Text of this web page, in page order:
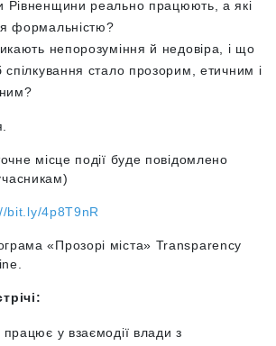
Рівненщини реально працюють, а які
формальністю?
непорозуміння й недовіра, і що
стало прозорим, етичним і
місце події буде повідомлено
bit.ly/4p8T9nR
«Прозорі міста» Transparency
у взаємодії влади з